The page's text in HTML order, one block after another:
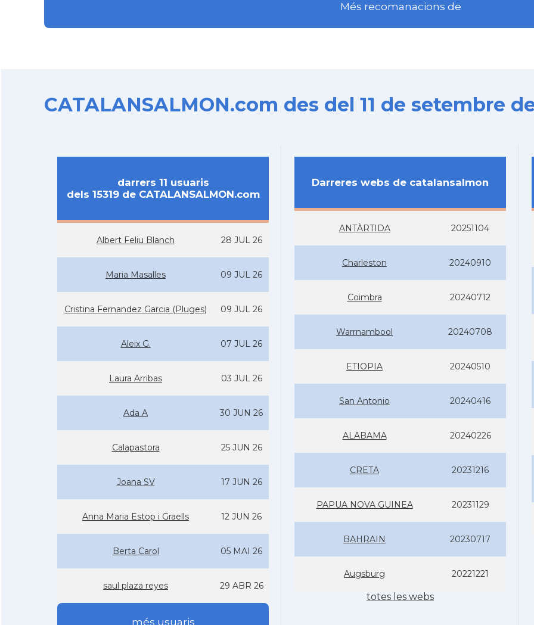
Més recomanacions de
CATALANSALMON.com des del 11 de setembre
darrers 11 usuaris
dels 15319 de CATALANSALMON.com
Albert Feliu Blanch 28 JUL 26
Maria Masalles 09 JUL 26
Cristina Fernandez Garcia (Pluges) 09 JUL 26
Aleix G. 07 JUL 26
Laura Arribas 03 JUL 26
Ada A 30 JUN 26
Calapastora 25 JUN 26
Joana SV 17 JUN 26
Anna Maria Estop i Graells 12 JUN 26
Berta Carol 05 MAI 26
saul plaza reyes 29 ABR 26
més usuaris
Darreres webs de catalansalmon
ANTÀRTIDA 20251104
Charleston 20240910
Coimbra 20240712
Warrnambool 20240708
ETIOPIA 20240510
San Antonio 20240416
ALABAMA 20240226
CRETA 20231216
PAPUA NOVA GUINEA 20231129
BAHRAIN 20230717
Augsburg 20221221
totes les webs